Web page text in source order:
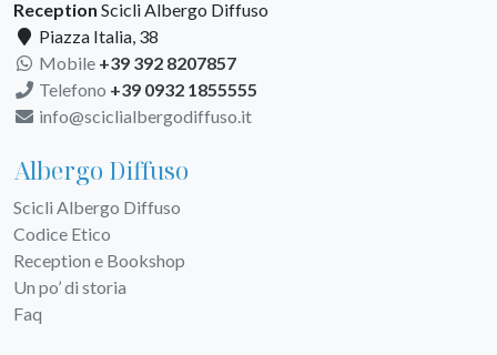
Reception Scicli Albergo Diffuso
Piazza Italia, 38
Mobile +39 392 8207857
Telefono +39 0932 1855555
info@sciclialbergodiffuso.it
Albergo Diffuso
Scicli Albergo Diffuso
Codice Etico
Reception e Bookshop
Un po’ di storia
Faq